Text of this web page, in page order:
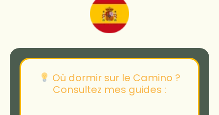
Où dormir sur le Camino ?
Consultez mes guides :